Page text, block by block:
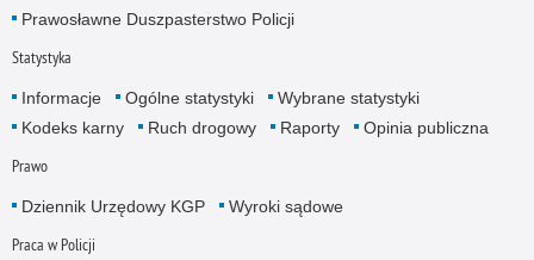
Prawosławne Duszpasterstwo Policji
Statystyka
Informacje Ogólne statystyki
Wybrane statystyki
Kodeks karny
Ruch drogowy Raporty Opinia publiczna
Prawo
Dziennik Urzędowy KGP Wyroki sądowe
Praca w Policji